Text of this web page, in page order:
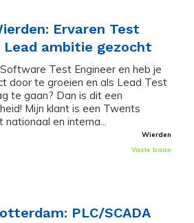
Ervaren Test
Lead ambitie gezocht
Test Engineer en heb je
door te groeien en als Lead Test
te gaan? Dan is dit een
Mijn klant is een Twents
en interna...
Wierden
Vaste baan
PLC/SCADA